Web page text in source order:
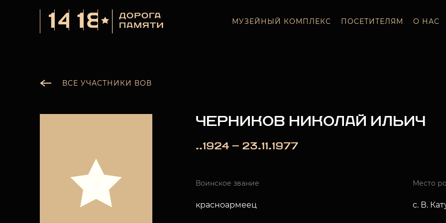
МУЗЕЙНЫЙ КОМПЛЕКС ПОСЕТИТЕЛЯМ О НАС
ВСЕ УЧАСТНИКИ ВОВ
ЧЕРНИКОВ НИКОЛАЙ ИЛЬИЧ
..1924 — 23.11.1977
Воинское звание
красноармеец
Место
с. В.